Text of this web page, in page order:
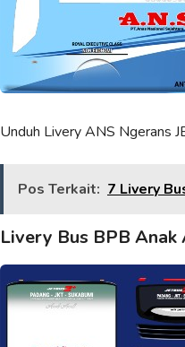
Unduh Livery ANS Ngerans
Pos Terkait: 7 Livery
Livery Bus BPB Anak